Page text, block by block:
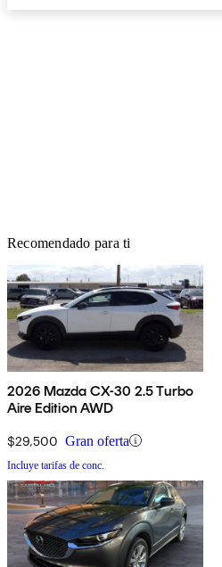
Recomendado para ti
2026 Mazda CX-30 2.5 Turbo
Aire Edition AWD
$29,500 Gran oferta
Incluye tarifas de conc.